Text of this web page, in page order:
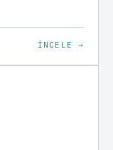
İNCELE →